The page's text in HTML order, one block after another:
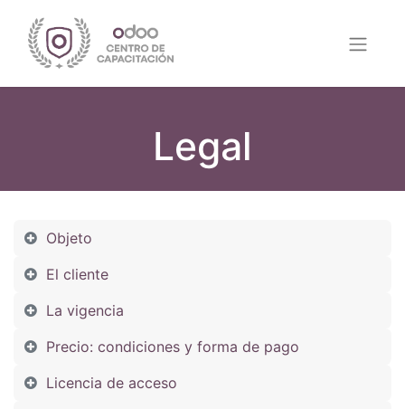
Legal
Objeto
El cliente
La vigencia
Precio: condiciones y forma de pago
Licencia de acceso